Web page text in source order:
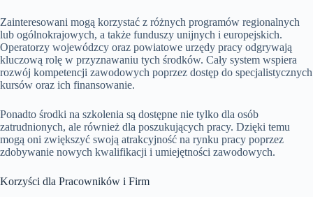
Zainteresowani mogą korzystać z różnych programów regionalnych
lub ogólnokrajowych, a także funduszy unijnych i europejskich.
Operatorzy wojewódzcy oraz powiatowe urzędy pracy odgrywają
kluczową rolę w przyznawaniu tych środków. Cały system wspiera
rozwój kompetencji zawodowych poprzez dostęp do specjalistycznych
kursów oraz ich finansowanie.
Ponadto środki na szkolenia są dostępne nie tylko dla osób
zatrudnionych, ale również dla poszukujących pracy. Dzięki temu
mogą oni zwiększyć swoją atrakcyjność na rynku pracy poprzez
zdobywanie nowych kwalifikacji i umiejętności zawodowych.
Korzyści dla Pracowników i Firm